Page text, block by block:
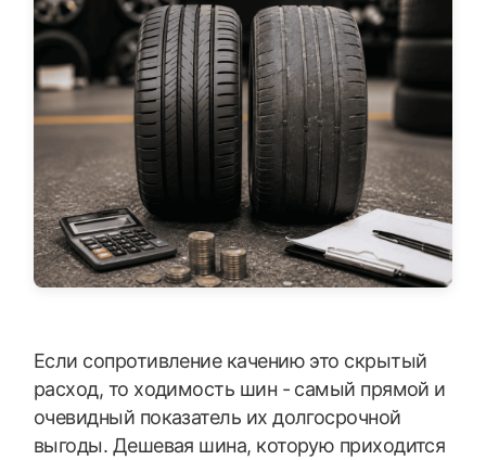
Если сопротивление качению это скрытый
расход, то ходимость шин - самый прямой и
очевидный показатель их долгосрочной
выгоды. Дешевая шина, которую приходится